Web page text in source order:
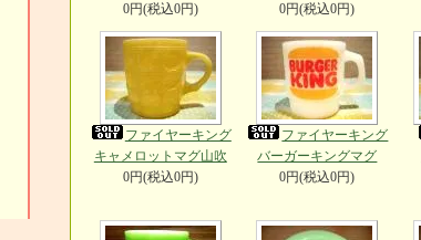
0円(税込0円)
0円(税込0円)
ファイヤーキング
キャメロットマグ山吹
0円(税込0円)
ファイヤーキング
バーガーキングマグ
0円(税込0円)